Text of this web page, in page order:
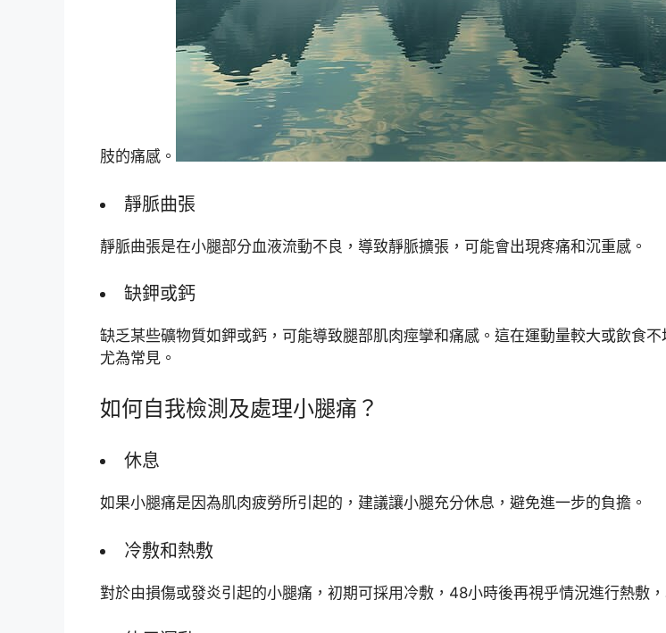
肢的痛感。
靜脈曲張
靜脈曲張是在小腿部分血液流動不良，導致靜脈擴張，可能會出現疼痛和沉重感。
缺鉀或鈣
缺乏某些礦物質如鉀或鈣，可能導致腿部肌肉痙攣和痛感。這在運動量較大或飲食不
尤為常見。
如何自我檢測及處理小腿痛？
休息
如果小腿痛是因為肌肉疲勞所引起的，建議讓小腿充分休息，避免進一步的負擔。
冷敷和熱敷
對於由損傷或發炎引起的小腿痛，初期可採用冷敷，48小時後再視乎情況進行熱敷，